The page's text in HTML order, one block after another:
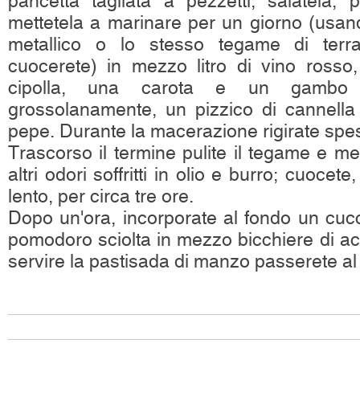
mettetela a marinare per un giorno
metallico o lo stesso tegame di
cuocerete) in mezzo litro di vino
cipolla, una carota e un
grossolanamente, un pizzico di
pepe. Durante la macerazione rigirate
Trascorso il termine pulite il tegame e
altri odori soffritti in olio e burro;
lento, per circa tre ore.
Dopo un'ora, incorporate al fondo un
pomodoro sciolta in mezzo bicchiere di
servire la pastisada di manzo passerete